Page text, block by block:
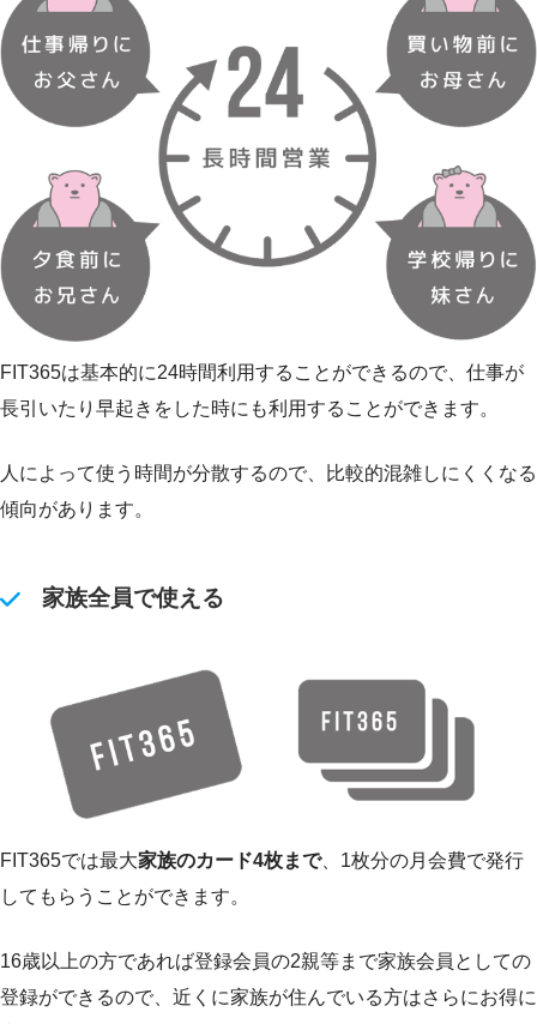
FIT365は基本的に24時間利用することができるので、仕事が
長引いたり早起きをした時にも利用することができます。
人によって使う時間が分散するので、比較的混雑しにくくなる
傾向があります。
家族全員で使える
FIT365では最大家族のカード4枚まで、1枚分の月会費で発行
してもらうことができます。
16歳以上の方であれば登録会員の2親等まで家族会員としての
登録ができるので、近くに家族が住んでいる方はさらにお得に